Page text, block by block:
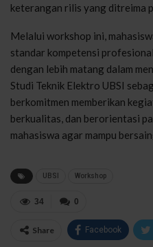
keterangan rilis yang ditreima
Melalui workshop ini,
standar kompetensi profesional
dengan lebih matang dalam
Studi Teknik Elektro UBSI
berkomitmen memberikan
berkualitas, dan berorientasi
mahasiswa agar mampu
UBSI Workshop
0
34
Share Facebook